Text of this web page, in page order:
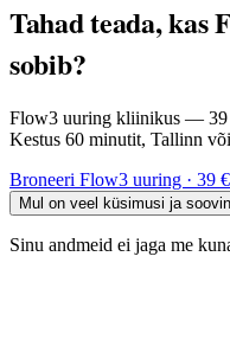
Tahad teada, kas
sobib?
Flow3 uuring kliinikus — 39
Kestus 60 minutit, Tallinn
Broneeri Flow3 uuring · 39
Mul on veel küsimusi ja
Sinu andmeid ei jaga me